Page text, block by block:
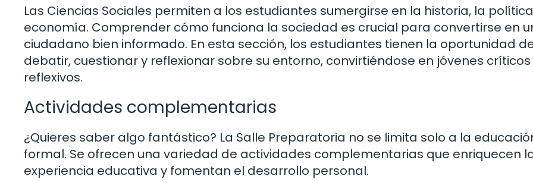
Las Ciencias Sociales permiten a los estudiantes sumergirse en la historia, la
economía. Comprender cómo funciona la sociedad es crucial para convertirse en
ciudadano bien informado. En esta sección, los estudiantes tienen la oportunidad
debatir, cuestionar y reflexionar sobre su entorno, convirtiéndose en jóvenes críticos
reflexivos.
Actividades complementarias
¿Quieres saber algo fantástico? La Salle Preparatoria no se limita solo a la
formal. Se ofrecen una variedad de actividades complementarias que enriquecen
experiencia educativa y fomentan el desarrollo personal.